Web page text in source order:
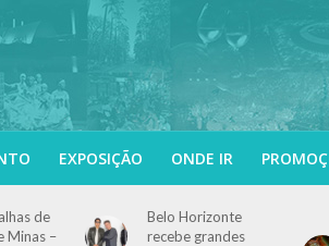
EXPOSIÇÃO ONDE IR
de
Minas –
Belo Horizonte
recebe grandes